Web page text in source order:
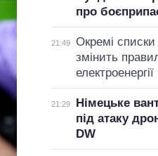
про
21:49
Окремі
змінить
електроенергії
21:29
Німецьке
під атаку
DW